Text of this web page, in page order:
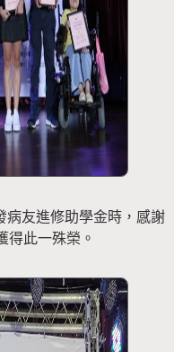
病友進修助學金時，感謝
得此一殊榮。